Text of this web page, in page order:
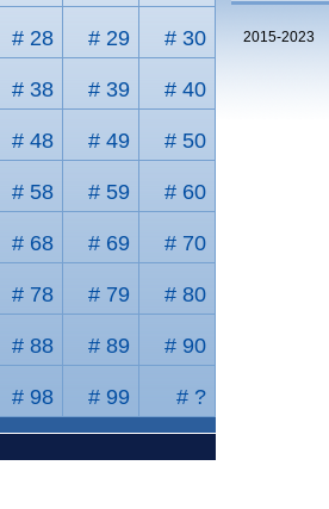
# 28 # 29 # 30
# 38 # 39 # 40
# 48 # 49 # 50
# 58 # 59 # 60
# 68 # 69 # 70
# 78 # 79 # 80
# 88 # 89 # 90
# 98 # 99 # ?
2015-2023